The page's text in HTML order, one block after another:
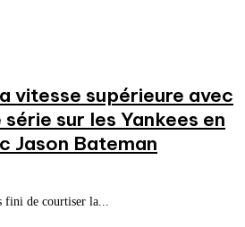
vitesse supérieure avec
sur les Yankees en
Jason Bateman
fini de courtiser la...